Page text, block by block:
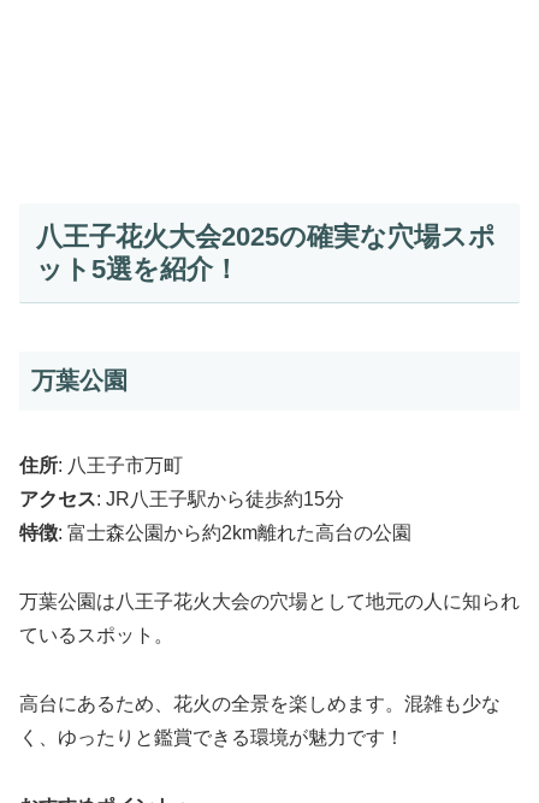
八王子花火大会2025の確実な穴場スポ
ット5選を紹介！
万葉公園
住所: 八王子市万町
アクセス: JR八王子駅から徒歩約15分
特徴: 富士森公園から約2km離れた高台の公園
万葉公園は八王子花火大会の穴場として地元の人に知られ
ているスポット。
高台にあるため、花火の全景を楽しめます。混雑も少な
く、ゆったりと鑑賞できる環境が魅力です！